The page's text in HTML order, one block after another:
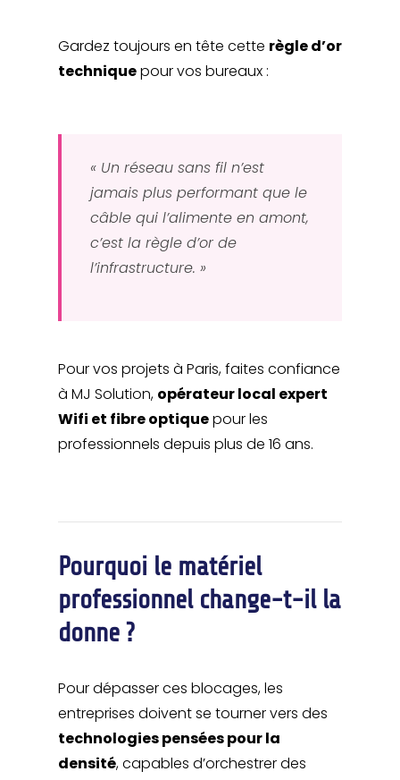
Gardez toujours en tête cette règle d’or
techniquepour vos bureaux :
« Un réseau sans fil n’est
jamais plus performant que le
câble qui l’alimente en amont,
c’est la règle d’or de
l’infrastructure. »
Pour vos projets à Paris, faites confiance
à MJ Solution, opérateur local expert
Wifi et fibre optiquepour les
professionnels depuis plus de 16 ans.
Pourquoi le matériel
professionnel change-t-il la
donne ?
Pour dépasser ces blocages, les
entreprises doivent se tourner vers des
technologies pensées pour la
densité, capables d’orchestrer des